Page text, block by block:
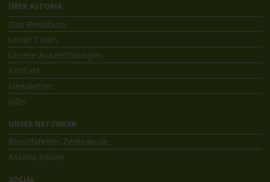
ÜBER ASTORIA
Das Reisebüro
Unser Team
Unsere Auszeichnungen
Kontakt
Newsletter
Jobs
UNSER NETZWERK
Kreuzfahrten-Zentrale.de
Astoria.Reisen
SOCIAL